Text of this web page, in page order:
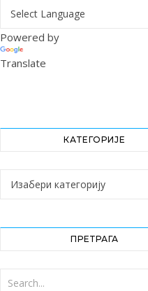
Powered by
Translate
КАТЕГОРИЈЕ
Категорије
ПРЕТРАГА